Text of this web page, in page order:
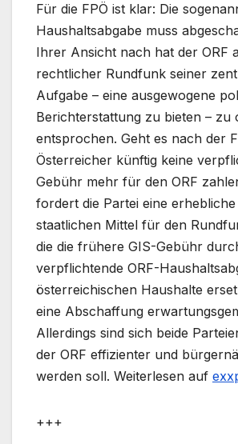
Für die FPÖ ist klar: Die
Haushaltsabgabe muss
Ihrer Ansicht nach hat der ORF
rechtlicher Rundfunk seiner
Aufgabe – eine ausgewogene
Berichterstattung zu bieten – zu
entsprochen. Geht es nach der
Österreicher künftig keine
Gebühr mehr für den ORF
fordert die Partei eine
staatlichen Mittel für den
die die frühere GIS-Gebühr
verpflichtende ORF-
österreichischen Haushalte
eine Abschaffung
Allerdings sind sich beide
der ORF effizienter und
werden soll. Weiterlesen auf
+++